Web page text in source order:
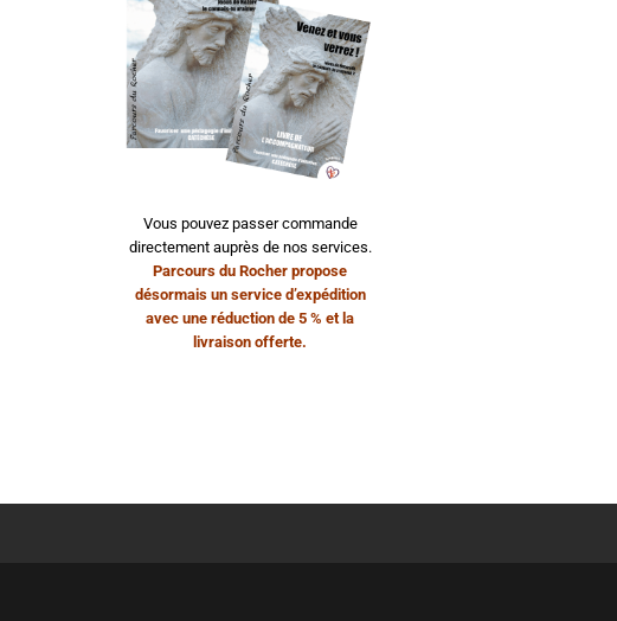
Vous pouvez passer commande
directement auprès de nos services.
Parcours du Rocher propose
désormais un service d’expédition
avec une réduction de 5 % et la
livraison offerte.